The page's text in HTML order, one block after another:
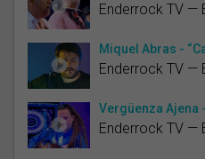
Enderrock TV —
Miquel Abras -
Enderrock TV —
Vergüenza Ajena
Enderrock TV —